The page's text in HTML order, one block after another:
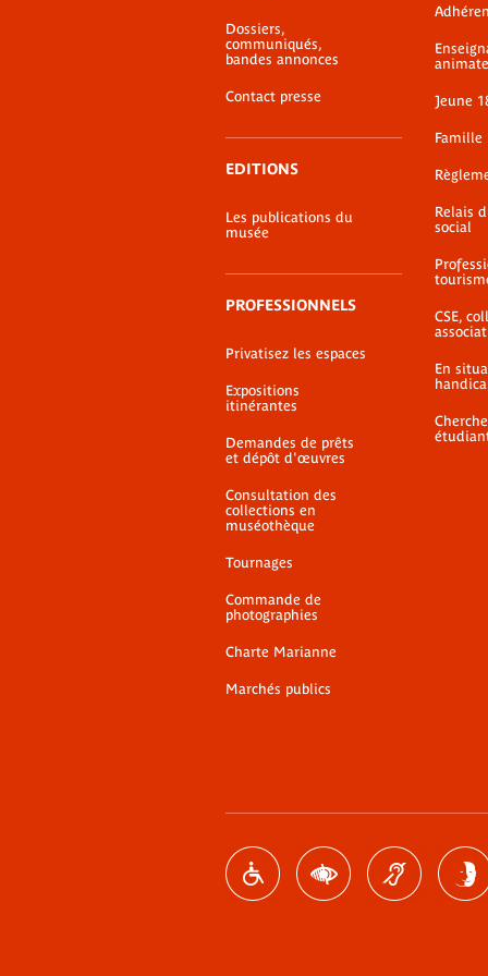
page
Dossiers,
communiqués,
bandes annonces
Contact presse
EDITIONS
Les publications du
musée
PROFESSIONNELS
Privatisez les espaces
Expositions
itinérantes
Demandes de prêts
et dépôt d'œuvres
Consultation des
collections en
muséothèque
Tournages
Commande de
photographies
Charte Marianne
Marchés publics
Jeune
Famille
Relais
social
CSE,
En